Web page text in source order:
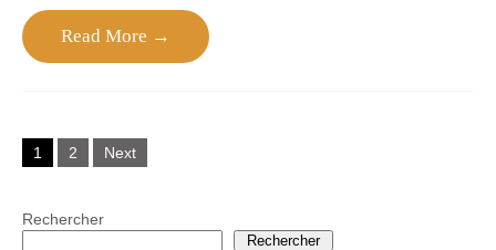
Read More →
Posts
navigation
1 2 Next
Rechercher
Rechercher